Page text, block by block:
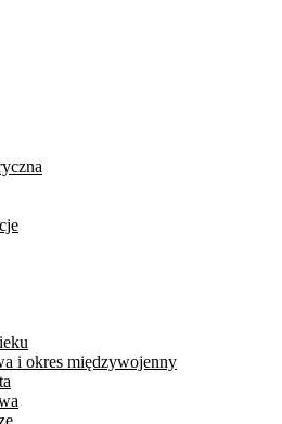
i okres międzywojenny